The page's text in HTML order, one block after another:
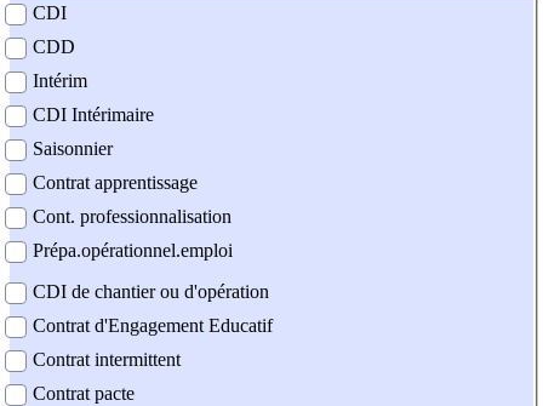
contrat
CDI
CDD
Intérim
CDI Intérimaire
Saisonnier
Contrat apprentissage
Cont. professionnalisation
Prépa.opérationnel.emploi
CDI de chantier ou d'opération
Contrat d'Engagement Educatif
Contrat intermittent
Contrat pacte